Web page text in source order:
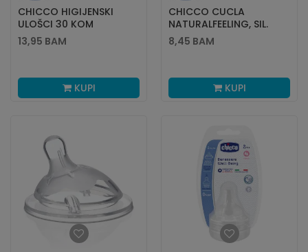
CHICCO HIGIJENSKI
ULOŠCI 30 KOM
13,95 BAM
KUPI
CHICCO CUCLA
NATURALFEELING, SIL.
2M+, 1 KOM
8,45 BAM
KUPI